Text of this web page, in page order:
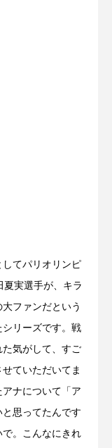
てパリオリンピ
夏実選手が、キラ
ファンだという
リーズです。戦
気がして、すご
ていただいてま
ナについて「ア
思ってたんです
。こんなにきれ